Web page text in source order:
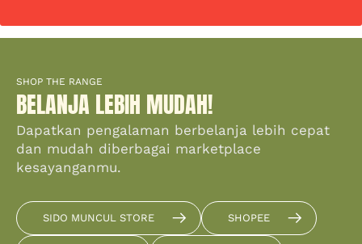
SHOP THE RANGE
BELANJA LEBIH MUDAH!
Dapatkan pengalaman berbelanja lebih cepat
dan mudah diberbagai marketplace
kesayanganmu.
SIDO MUNCUL STORE SHOPEE